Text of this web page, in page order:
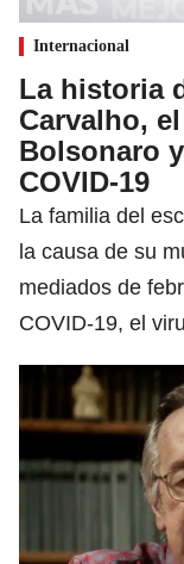
Internacional
La historia
Carvalho,
Bolsonaro
COVID-19
La familia del
la causa de su
mediados de
COVID-19, el